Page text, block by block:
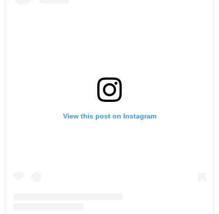
View this post on Instagram